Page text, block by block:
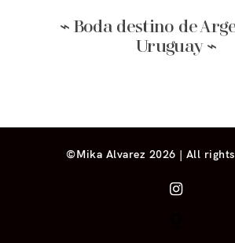
⌁ Boda destino de
Uruguay ⌁
©Mika Alvarez 2026 | All rights